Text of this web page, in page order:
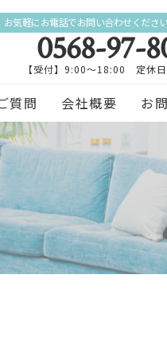
お気軽にお電話でお問い合わせください
0568-97-
【受付】9:00～18:00 定休
質問 会社概要 お